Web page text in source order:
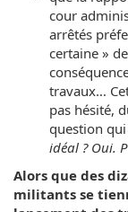
cour
arrêtés
certaine »
travaux…
pas hésité,
question
idéal ? Oui.
Alors que des
militants se